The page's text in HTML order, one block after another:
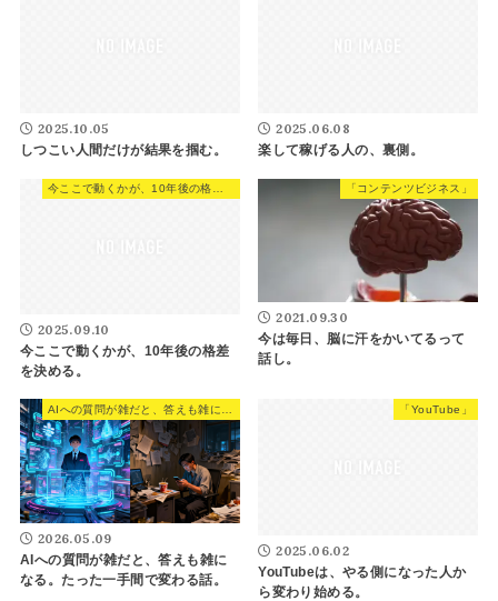
2025.10.05
しつこい人間だけが結果を掴む。
2025.06.08
楽して稼げる人の、裏側。
今ここで動くかが、10年後の格差を決める。
2025.09.10
今ここで動くかが、10年後の格差
を決める。
「コンテンツビジネス」
2021.09.30
今は毎日、脳に汗をかいてるって
話し。
AIへの質問が雑だと、答えも雑になる。たった一手間で変わる話。
2026.05.09
AIへの質問が雑だと、答えも雑に
なる。たった一手間で変わる話。
「YouTube」
2025.06.02
YouTubeは、やる側になった人か
ら変わり始める。